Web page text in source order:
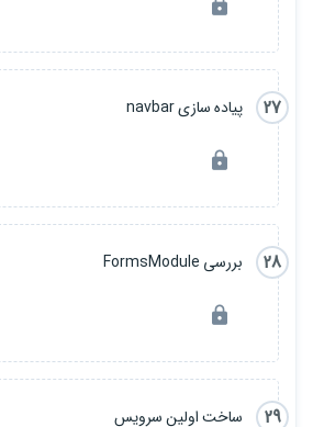
27 پیاده سازی navbar
28 بررسی FormsModule
29 ساخت اولین سرویس